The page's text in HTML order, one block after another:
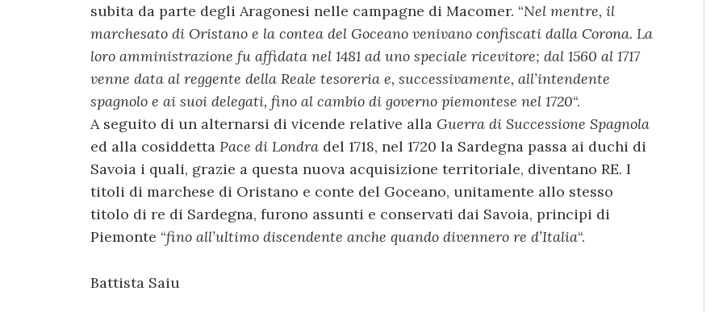
subita da parte degli Aragonesi nelle campagne di Macomer. “Nel mentre, il
marchesato di Oristano e la contea del Goceano venivano confiscati dalla Corona. La
loro amministrazione fu affidata nel 1481 ad uno speciale ricevitore; dal 1560 al 1717
venne data al reggente della Reale tesoreria e, successivamente, all’intendente
spagnolo e ai suoi delegati, fino al cambio di governo piemontese nel 1720“.
A seguito di un alternarsi di vicende relative alla Guerra di Successione Spagnola
ed alla cosiddetta Pace di Londra del 1718, nel 1720 la Sardegna passa ai duchi di
Savoia i quali, grazie a questa nuova acquisizione territoriale, diventano RE. I
titoli di marchese di Oristano e conte del Goceano, unitamente allo stesso
titolo di re di Sardegna, furono assunti e conservati dai Savoia, principi di
Piemonte “fino all’ultimo discendente anche quando divennero re d’Italia“.
Battista Saiu